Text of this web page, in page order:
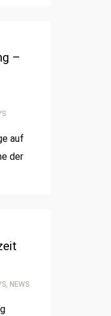
–
auf
der
, NEWS